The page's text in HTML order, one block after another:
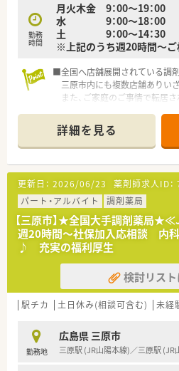
■在宅医療にも力を入れており
や生活必需品のご案内など、生
験できます。
■漢方の取り扱いを促進してい
られます。
【職場環境と雰囲気】
■赤ちゃんからお年寄りまで幅
あり、明るく活気に満ちた、地
職場です。
■大手法人ならではの教育シス
未経験の方やブランクがある方
■育児休業からの復帰率が98パー
中の薬剤師も多いため、お互い
が特徴です。
勤務
時間
月火木金 9：00～19：00
水 9：00～18：00
土 9：00～14：30
※上記のうち週20時間～ご
■全国へ店舗展開されている調
三原市内にも複数店舗ありい
また、ご家庭のご事情で転居
■充実の研修制度
社内研修でも研修認定薬剤師の
にも、
新入社員研修（集合・OJT）、フ
実務指導者研修、管理薬剤師研修
接遇研修、病院研修、ライブ研
ります。
■大手ならではの福利厚生制度
株式給付制度、従業員持株会、
まで）、
借上社宅制度（広域勤務のみ）
他
詳細を見る
更新日： 2026/06/23 薬剤師求人ID：
パート・アルバイト
調剤薬局
【三原市】★全国大手調剤薬局
週20時間～社保加入応相談 内
♪ 充実の福利厚生
検討リス
駅チカ 土日休み(相談可含む) 未経
勤務地
広島県 三原市
三原駅 (JR山陽本線)／三原駅 (JR